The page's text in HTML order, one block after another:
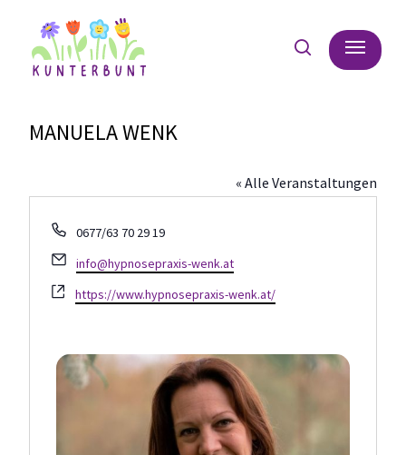
searchMenu
MANUELA WENK
« Alle Veranstaltungen
Telefon
0677/63 70 29 19
Email
info@hypnosepraxis-wenk.at
Webseite
https://www.hypnosepraxis-wenk.at/